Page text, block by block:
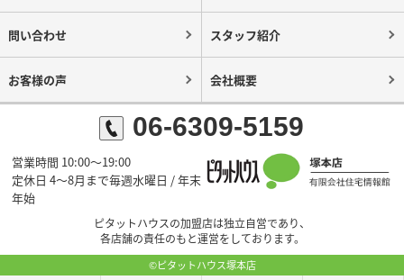
問い合わせ スタッフ紹介
お客様の声 会社概要
06-6309-5159
営業時間 10:00～19:00
定休日 4～8月まで毎週水曜日 / 年末
年始
ピタットハウスの加盟店は独立自営であり、
各店舗の責任のもと運営をしております。
©ピタットハウス塚本店